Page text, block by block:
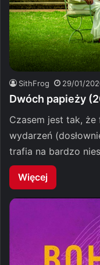
SithFrog 29/01/
Dwóch papieży
Czasem jest tak,
wydarzeń
trafia na bardzo
Więcej